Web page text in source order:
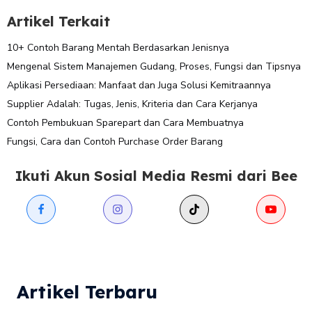
Artikel Terkait
10+ Contoh Barang Mentah Berdasarkan Jenisnya
Mengenal Sistem Manajemen Gudang, Proses, Fungsi dan Tipsnya
Aplikasi Persediaan: Manfaat dan Juga Solusi Kemitraannya
Supplier Adalah: Tugas, Jenis, Kriteria dan Cara Kerjanya
Contoh Pembukuan Sparepart dan Cara Membuatnya
Fungsi, Cara dan Contoh Purchase Order Barang
Ikuti Akun Sosial Media Resmi dari Bee
Artikel Terbaru